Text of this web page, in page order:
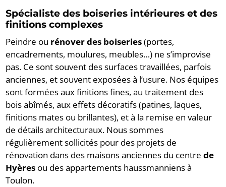
Spécialiste des boiseries intérieures et des
finitions complexes
Peindre ou rénover des boiseries(portes,
encadrements, moulures, meubles…) ne s’improvise
pas. Ce sont souvent des surfaces travaillées, parfois
anciennes, et souvent exposées à l’usure. Nos équipes
sont formées aux finitions fines, au traitement des
bois abîmés, aux effets décoratifs (patines, laques,
finitions mates ou brillantes), et à la remise en valeur
de détails architecturaux. Nous sommes
régulièrement sollicités pour des projets de
rénovation dans des maisons anciennes du centrede
Hyères ou des appartements haussmanniens à
Toulon.